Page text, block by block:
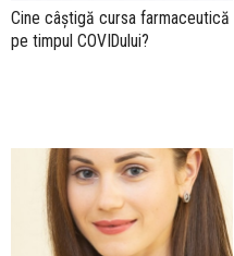
Cine câştigă cursa farmaceutică
pe timpul COVIDului?